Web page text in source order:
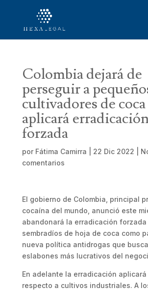
Colombia dejará de
perseguir a
cultivadores de
aplicará
forzada
por Fátima Camirra 22 Dic 2022
comentarios
El gobierno de Colombia, principal
cocaína del mundo, anunció este
abandonará la erradicación
sembradíos de hoja de coca como
nueva política antidrogas que
eslabones más lucrativos del
En adelante la erradicación
respecto a cultivos industriales. A